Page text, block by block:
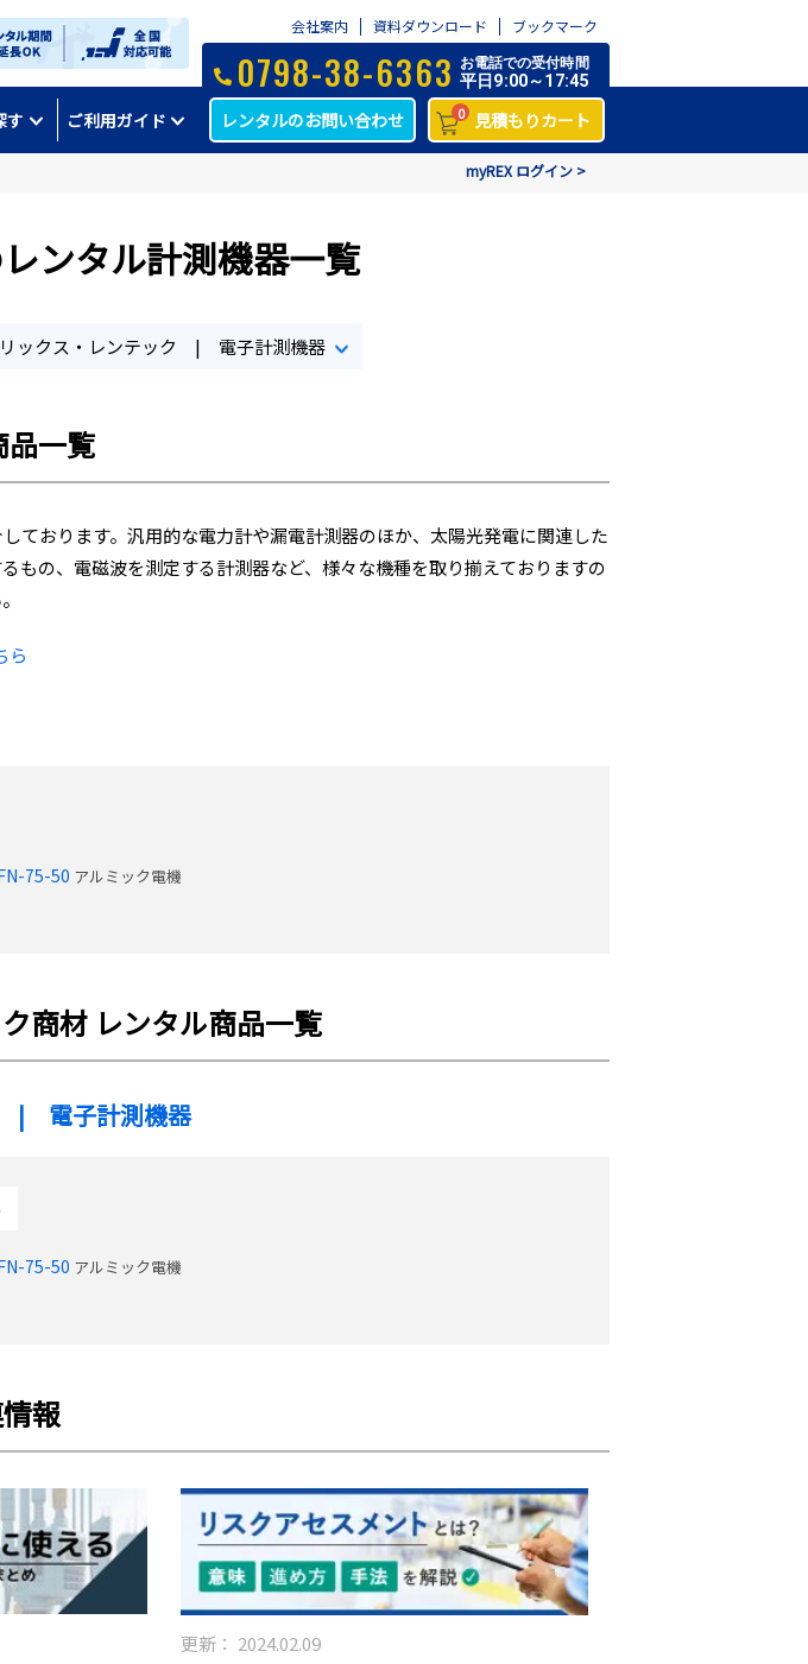
会社案内 資料ダウンロード ブックマーク
す ご利用ガイド
0798-38-6363 お電話での受付時間
平日9:00～17:45
レンタルのお問い合わせ 0 見積もりカート
myREX ログイン >
ンタル計測機器一覧
ックス・レンテック | 電子計測機器
品一覧
ております。汎用的な電力計や漏電計測器のほか、太陽光発電に関連した
もの、電磁波を測定する計測器など、様々な機種を取り揃えておりますの
ら
75-50 アルミック電機
商材 レンタル商品一覧
| 電子計測機器
75-50 アルミック電機
報
更新： 2024.02.09